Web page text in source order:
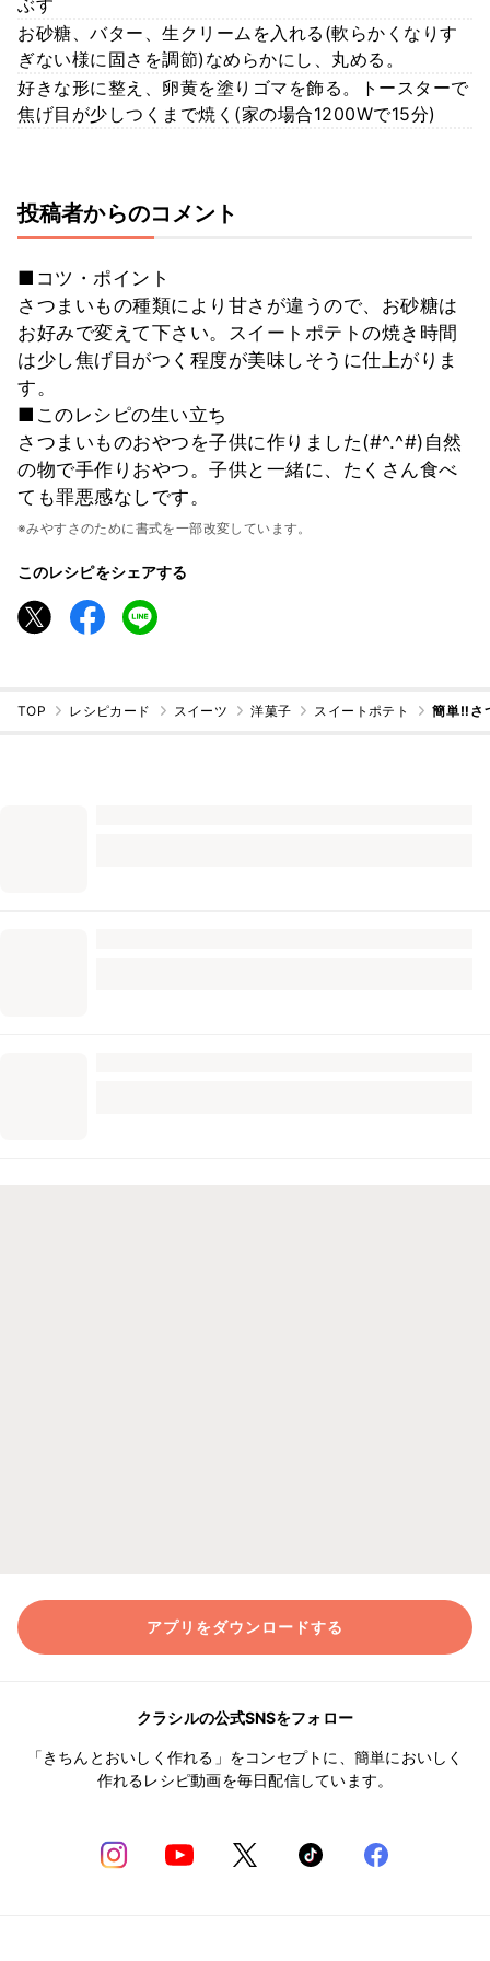
お砂糖、バター、生クリームを入れる(軟らかくなりす
ぎない様に固さを調節)なめらかにし、丸める。
好きな形に整え、卵黄を塗りゴマを飾る。トースターで
焦げ目が少しつくまで焼く(家の場合1200Wで15分)
投稿者からのコメント
■コツ・ポイント
さつまいもの種類により甘さが違うので、お砂糖は
お好みで変えて下さい。スイートポテトの焼き時間
は少し焦げ目がつく程度が美味しそうに仕上がりま
す。
■このレシピの生い立ち
さつまいものおやつを子供に作りました(#^.^#)自然
の物で手作りおやつ。子供と一緒に、たくさん食べ
ても罪悪感なしです。
※みやすさのために書式を一部改変しています。
このレシピをシェアする
TOP レシピカード スイーツ 洋菓子 スイートポテト 簡単‼️さ
アプリをダウンロードする
クラシルの公式SNSをフォロー
「きちんとおいしく作れる」をコンセプトに、簡単においしく
作れるレシピ動画を毎日配信しています。